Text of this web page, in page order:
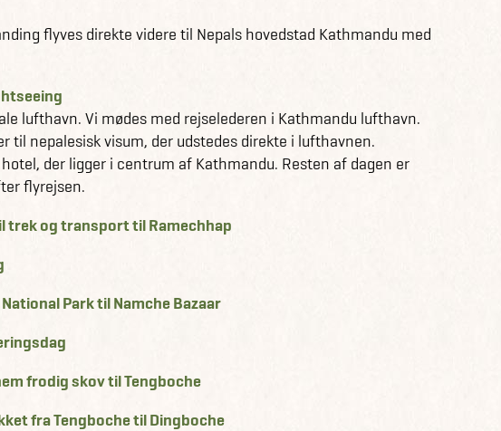
flyves direkte videre til Nepals hovedstad Kathmandu med
lufthavn. Vi mødes med rejselederen i Kathmandu lufthavn.
til nepalesisk visum, der udstedes direkte i lufthavnen.
der ligger i centrum af Kathmandu. Resten af dagen er
flyrejsen.
trek og transport til Ramechhap
Park til Namche Bazaar
frodig skov til Tengboche
fra Tengboche til Dingboche